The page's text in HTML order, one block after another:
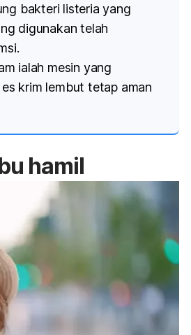
bakteri listeria yang
digunakan telah
ialah mesin yang
krim lembut tetap aman
hamil